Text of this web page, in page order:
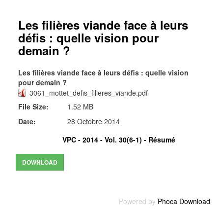
Les filières viande face à leurs
défis : quelle vision pour
demain ?
Les filières viande face à leurs défis : quelle vision
pour demain ?
3061_mottet_defis_filieres_viande.pdf
File Size:
1.52 MB
Date:
28 Octobre 2014
VPC - 2014 - Vol. 30(6-1) - Résumé
Powered by Phoca Download